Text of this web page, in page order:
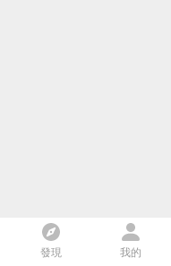
發現 我的